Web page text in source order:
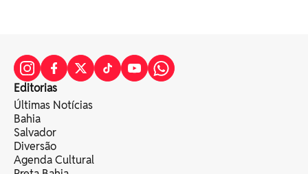
Editorias
Últimas Notícias
Bahia
Salvador
Diversão
Agenda Cultural